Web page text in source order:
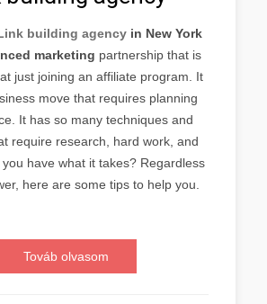
building agencyin New York
marketing partnership that is
just joining an affiliate program. It
move that requires planning
It has so many techniques and
require research, hard work, and
have what it takes? Regardless
here are some tips to help you.
Továb olvasom